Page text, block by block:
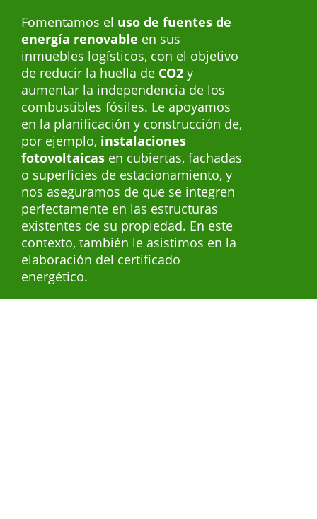
Fomentamos el uso de fuentes de
energía renovable en sus
inmuebles logísticos, con el objetivo
de reducir la huella de CO2 y
aumentar la independencia de los
combustibles fósiles. Le apoyamos
en la planificación y construcción de,
por ejemplo, instalaciones
fotovoltaicas en cubiertas, fachadas
o superficies de estacionamiento, y
nos aseguramos de que se integren
perfectamente en las estructuras
existentes de su propiedad. En este
contexto, también le asistimos en la
elaboración del certificado
energético.